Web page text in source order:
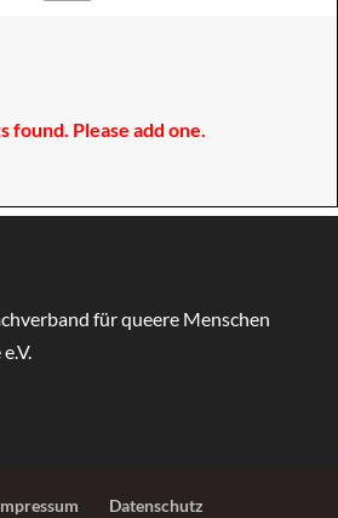
found. Please add one.
Datenschutz